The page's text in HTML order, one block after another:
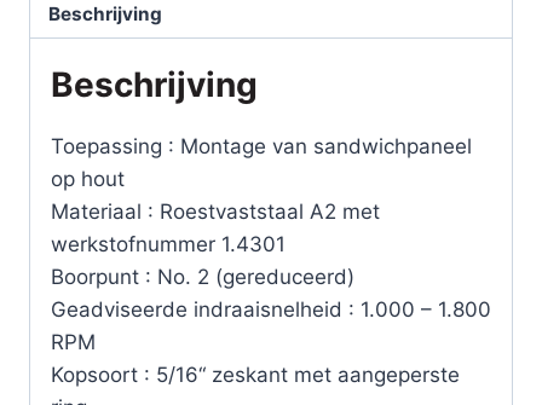
mm
-
standaard
per
100
stuks
aantal
Beschrijving
Beschrijving
Toepassing : Montage van sandwichpaneel
op hout
Materiaal : Roestvaststaal A2 met
werkstofnummer 1.4301
Boorpunt : No. 2 (gereduceerd)
Geadviseerde indraaisnelheid : 1.000 – 1.800
RPM
Kopsoort : 5/16“ zeskant met aangeperste